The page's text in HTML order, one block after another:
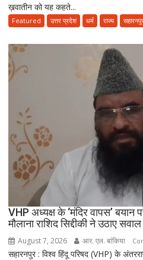
ख़वातीन को यह कहते...
Featured उत्तर प्रदेश धर्म राज्य
VHP अध्यक्ष के ‘मंदिर वापस’
मौलाना राशिद सिद्दीकी ने उठाए सवाल
August 7, 2026 आर. एल. बांकिया
सहारनपुर : विश्व हिंदू परिषद (VHP) के